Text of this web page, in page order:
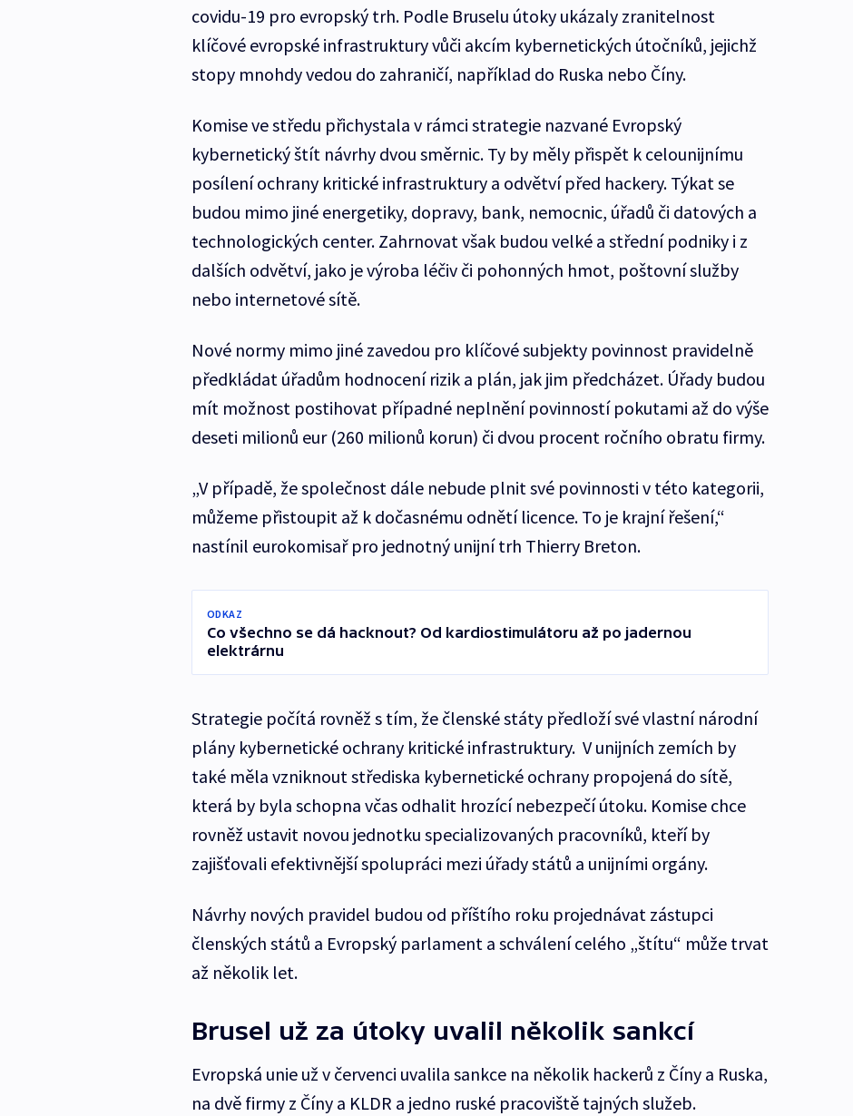
covidu-19 pro evropský trh. Podle Bruselu útoky ukázaly zranitelnost
klíčové evropské infrastruktury vůči akcím kybernetických útočníků, jejichž
stopy mnohdy vedou do zahraničí, například do Ruska nebo Číny.
Komise ve středu přichystala v rámci strategie nazvané Evropský
kybernetický štít návrhy dvou směrnic. Ty by měly přispět k celounijnímu
posílení ochrany kritické infrastruktury a odvětví před hackery. Týkat se
budou mimo jiné energetiky, dopravy, bank, nemocnic, úřadů či datových a
technologických center. Zahrnovat však budou velké a střední podniky i z
dalších odvětví, jako je výroba léčiv či pohonných hmot, poštovní služby
nebo internetové sítě.
Nové normy mimo jiné zavedou pro klíčové subjekty povinnost pravidelně
předkládat úřadům hodnocení rizik a plán, jak jim předcházet. Úřady budou
mít možnost postihovat případné neplnění povinností pokutami až do výše
deseti milionů eur (260 milionů korun) či dvou procent ročního obratu firmy.
„V případě, že společnost dále nebude plnit své povinnosti v této kategorii,
můžeme přistoupit až k dočasnému odnětí licence. To je krajní řešení,“
nastínil eurokomisař pro jednotný unijní trh Thierry Breton.
ODKAZ
Co všechno se dá hacknout? Od kardiostimulátoru až po jadernou
elektrárnu
Strategie počítá rovněž s tím, že členské státy předloží své vlastní národní
plány kybernetické ochrany kritické infrastruktury. V unijních zemích by
také měla vzniknout střediska kybernetické ochrany propojená do sítě,
která by byla schopna včas odhalit hrozící nebezpečí útoku. Komise chce
rovněž ustavit novou jednotku specializovaných pracovníků, kteří by
zajišťovali efektivnější spolupráci mezi úřady států a unijními orgány.
Návrhy nových pravidel budou od příštího roku projednávat zástupci
členských států a Evropský parlament a schválení celého „štítu“ může trvat
až několik let.
Brusel už za útoky uvalil několik sankcí
Evropská unie už v červenci uvalila sankce na několik hackerů z Číny a Ruska,
na dvě firmy z Číny a KLDR a jedno ruské pracoviště tajných služeb.